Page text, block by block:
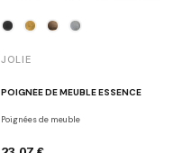
JOLIE
POIGNÉE DE MEUBLE ESSENCE
Poignées de meuble